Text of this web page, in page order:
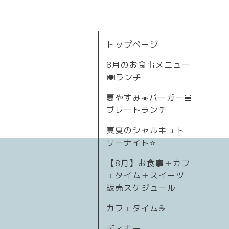
トップページ
8月のお食事メニュー
🍽ランチ
夏やすみ☀️バーガー🍔
プレートランチ
真夏のシャルキュト
リーナイト⭐
【8月】お食事＋カフ
ェタイム＋スイーツ
販売スケジュール
カフェタイム☕️